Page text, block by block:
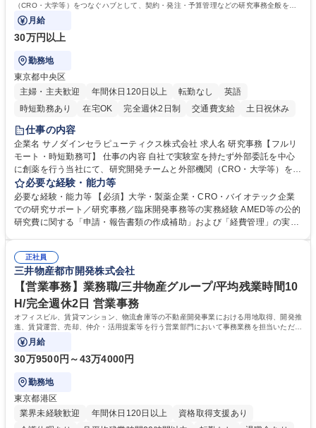
（CRO・大学等）をつなぐハブとして、契約・発注・予算管理などの研究事務全般をお
任せします。
月給
30万円以上
勤務地
東京都中央区
主婦・主夫歓迎
年間休日120日以上 転勤なし
英語
時短勤務あり
在宅OK 完全週休2日制 交通費支給 土日祝休み
仕事の内容
企業名 サノダインセラピューティクス株式会社 求人名 研究事務【フルリ
モート・時短勤務可】 仕事の内容 自社で実験室を持たず外部委託を中心
に創薬を行う当社にて、研究開発チームと外部機関（CRO・大学等）をつ
なぐハブとして、契約・発注・予算管理などの研究事務全般をお任せしま
す。 ■見積取得、発注、検収、請求処理等の事務手続き ■委託先との定例
会議の調整・アジェンダ準備・議事録作成 ■研究報告書、試験関連資料、
SOP等の整備・版管理・保管 ■研究開発の進捗・タイムライン・予算執行
集職種 研究事務【フルリモート・時短勤務可】
必要な経験・能力等
必要な経験・能力等 【必須】大学・製薬企業・CRO・バイオテック企業
での研究サポート／研究事務／臨床開発事務等の実務経験 AMED等の公的
研究費に関する「申請・報告書類の作成補助」および「経費管理」の実務
き方について】フルリモートやハイブリッド勤務、時短勤務など個々のラ
イフスタイルに応じた柔軟な働き方が可能です。育児や介護との両立も応
援します。 学歴・資格 学歴：大学院 大学 語学力： 資格：
正社員
三井物産都市開発株式会社
【営業事務】業務職/三井物産グループ/平均残業時間10
H/完全週休2日 営業事務
オフィスビル、賃貸マンション、物流倉庫等の不動産開発事業における用地取得、開発推
進、賃貸運営、売却、仲介・活用提案等を行う営業部門において事務業務を担当いただき
ます。
月給
30万9500円～43万4000円
勤務地
東京都港区
業界未経験歓迎
年間休日120日以上
資格取得支援あり